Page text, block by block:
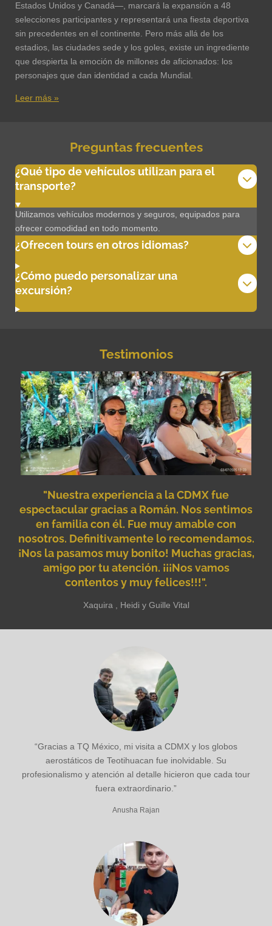
Estados Unidos y Canadá—, marcará la expansión a 48
selecciones participantes y representará una fiesta deportiva
sin precedentes en el continente. Pero más allá de los
estadios, las ciudades sede y los goles, existe un ingrediente
que despierta la emoción de millones de aficionados: los
personajes que dan identidad a cada Mundial.
Leer más »
Preguntas frecuentes
¿Qué tipo de vehículos utilizan para el
transporte?
Utilizamos vehículos modernos y seguros, equipados para
ofrecer comodidad en todo momento.
¿Ofrecen tours en otros idiomas?
¿Cómo puedo personalizar una
excursión?
Testimonios
"Nuestra experiencia a la CDMX fue
espectacular gracias a Román. Nos sentimos
en familia con él. Fue muy amable con
nosotros. Definitivamente lo recomendamos.
¡Nos la pasamos muy bonito! Muchas gracias,
amigo por tu atención. ¡¡¡Nos vamos
contentos y muy felices!!!".
Xaquira , Heidi y Guille Vital
“Gracias a TQ México, mi visita a CDMX y los globos
aerostáticos de Teotihuacan fue inolvidable. Su
profesionalismo y atención al detalle hicieron que cada tour
fuera extraordinario.”
Anusha Rajan